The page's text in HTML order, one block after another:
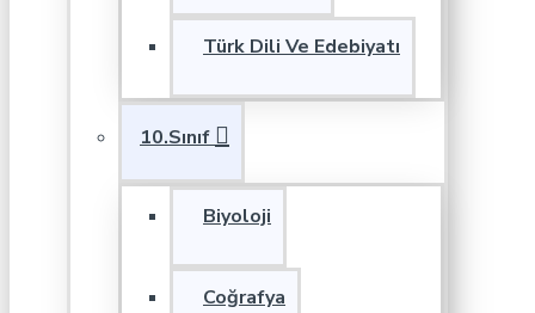
Türk Dili Ve Edebiyatı
10.Sınıf
Biyoloji
Coğrafya